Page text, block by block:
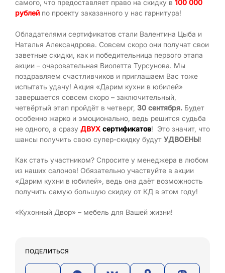
самого, что предоставляет право на скидку в 100 000
рублей по проекту заказанного у нас гарнитура!
Обладателями сертификатов стали Валентина Цыба и
Наталья Александрова. Совсем скоро они получат свои
заветные скидки, как и победительница первого этапа
акции – очаровательная Виолетта Турсунова. Мы
поздравляем счастливчиков и приглашаем Вас тоже
испытать удачу! Акция «Дарим кухни в юбилей»
завершается совсем скоро – заключительный,
четвёртый этап пройдёт в четверг, 30 сентября. Будет
особенно жарко и эмоционально, ведь решится судьба
не одного, а сразу ДВУХ сертификатов! Это значит, что
шансы получить свою супер-скидку будут УДВОЕНЫ!
Как стать участником? Спросите у менеджера в любом
из наших салонов! Обязательно участвуйте в акции
«Дарим кухни в юбилей», ведь она даёт возможность
получить самую большую скидку от КД в этом году!
«Кухонный Двор» – мебель для Вашей жизни!
ПОДЕЛИТЬСЯ